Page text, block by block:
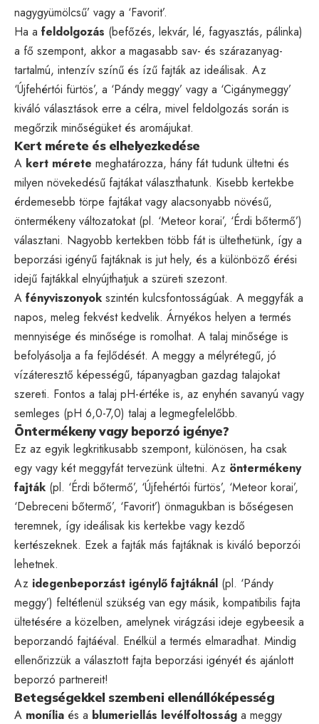
nagygyümölcsű’ vagy a ‘Favorit’.
Ha a feldolgozás (befőzés, lekvár, lé, fagyasztás, pálinka)
a fő szempont, akkor a magasabb sav- és szárazanyag-
tartalmú, intenzív színű és ízű fajták az ideálisak. Az
‘Újfehértói fürtös’, a ‘Pándy meggy’ vagy a ‘Cigánymeggy’
kiváló választások erre a célra, mivel feldolgozás során is
megőrzik minőségüket és aromájukat.
Kert mérete és elhelyezkedése
A kert mérete meghatározza, hány fát tudunk ültetni és
milyen növekedésű fajtákat választhatunk. Kisebb kertekbe
érdemesebb törpe fajtákat vagy alacsonyabb növésű,
öntermékeny változatokat (pl. ‘Meteor korai’, ‘Érdi bőtermő’)
választani. Nagyobb kertekben több fát is ültethetünk, így a
beporzási igényű fajtáknak is jut hely, és a különböző érési
idejű fajtákkal elnyújthatjuk a szüreti szezont.
A fényviszonyok szintén kulcsfontosságúak. A meggyfák a
napos, meleg fekvést kedvelik. Árnyékos helyen a termés
mennyisége és minősége is romolhat. A talaj minősége is
befolyásolja a fa fejlődését. A meggy a mélyrétegű, jó
vízáteresztő képességű, tápanyagban gazdag talajokat
szereti. Fontos a talaj pH-értéke is, az enyhén savanyú vagy
semleges (pH 6,0-7,0) talaj a legmegfelelőbb.
Öntermékeny vagy beporzó igénye?
Ez az egyik legkritikusabb szempont, különösen, ha csak
egy vagy két meggyfát tervezünk ültetni. Az öntermékeny
fajták (pl. ‘Érdi bőtermő’, ‘Újfehértói fürtös’, ‘Meteor korai’,
‘Debreceni bőtermő’, ‘Favorit’) önmagukban is bőségesen
teremnek, így ideálisak kis kertekbe vagy kezdő
kertészeknek. Ezek a fajták más fajtáknak is kiváló beporzói
lehetnek.
Az idegenbeporzást igénylő fajtáknál (pl. ‘Pándy
meggy’) feltétlenül szükség van egy másik, kompatibilis fajta
ültetésére a közelben, amelynek virágzási ideje egybeesik a
beporzandó fajtáéval. Enélkül a termés elmaradhat. Mindig
ellenőrizzük a választott fajta beporzási igényét és ajánlott
beporzó partnereit!
Betegségekkel szembeni ellenállóképesség
A monília és a blumeriellás levélfoltosság a meggy